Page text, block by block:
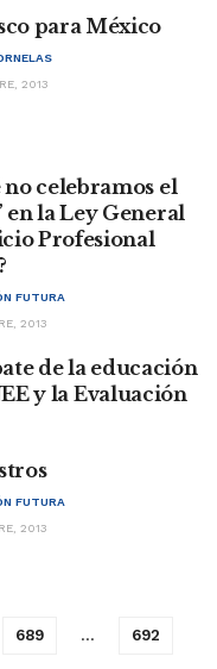
para México
2013
no celebramos el
en la Ley General
Profesional
FUTURA
2013
de la educación
y la Evaluación
FUTURA
2013
689 … 692